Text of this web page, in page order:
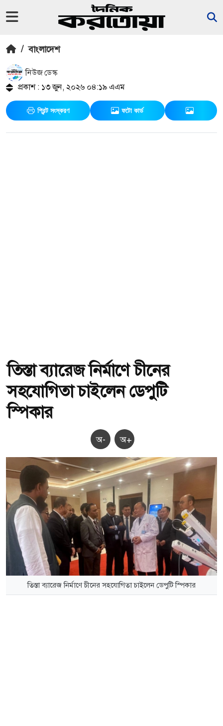
/ বাংলাদেশ
নিউজ ডেস্ক
প্রকাশ : ১৩ জুন, ২০২৬ ০৪:১৯ এএম
প্রিন্ট সংস্করণ ফটো কার্ড
তিস্তা ব্যারেজ নির্মাণে চীনের
সহযোগিতা চাইলেন ডেপুটি
স্পিকার
অ- অ+
তিস্তা ব্যারেজ নির্মাণে চীনের সহযোগিতা চাইলেন ডেপুটি স্পিকার